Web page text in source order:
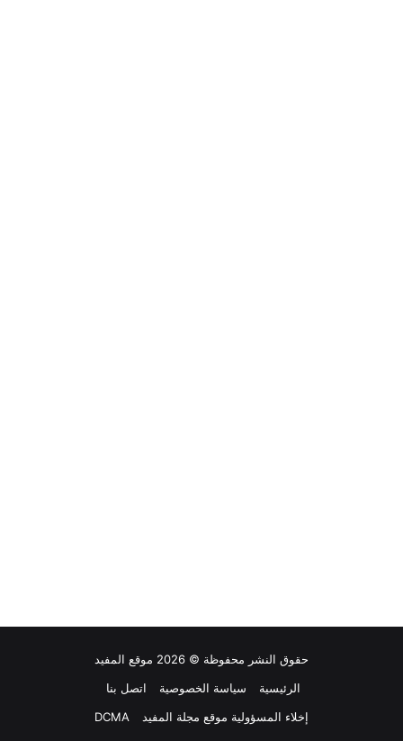
حقوق النشر محفوظة © 2026 موقع المفيد
الرئيسية
سياسة الخصوصية
اتصل بنا
إخلاء المسؤولية موقع مجلة المفيد
DCMA